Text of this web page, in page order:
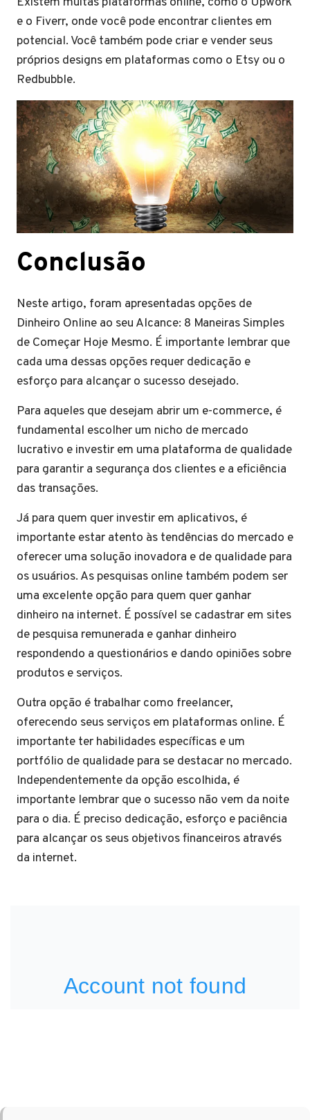
e o Fiverr, onde você pode encontrar clientes em
potencial. Você também pode criar e vender seus
próprios designs em plataformas como o Etsy ou o
Redbubble.
Conclusão
Neste artigo, foram apresentadas opções de
Dinheiro Online ao seu Alcance: 8 Maneiras Simples
de Começar Hoje Mesmo. É importante lembrar que
cada uma dessas opções requer dedicação e
esforço para alcançar o sucesso desejado.
Para aqueles que desejam abrir um e-commerce, é
fundamental escolher um nicho de mercado
lucrativo e investir em uma plataforma de qualidade
para garantir a segurança dos clientes e a eficiência
das transações.
Já para quem quer investir em aplicativos, é
importante estar atento às tendências do mercado e
oferecer uma solução inovadora e de qualidade para
os usuários. As pesquisas online também podem ser
uma excelente opção para quem quer ganhar
dinheiro na internet. É possível se cadastrar em sites
de pesquisa remunerada e ganhar dinheiro
respondendo a questionários e dando opiniões sobre
produtos e serviços.
Outra opção é trabalhar como freelancer,
oferecendo seus serviços em plataformas online. É
importante ter habilidades específicas e um
portfólio de qualidade para se destacar no mercado.
Independentemente da opção escolhida, é
importante lembrar que o sucesso não vem da noite
para o dia. É preciso dedicação, esforço e paciência
para alcançar os seus objetivos financeiros através
da internet.